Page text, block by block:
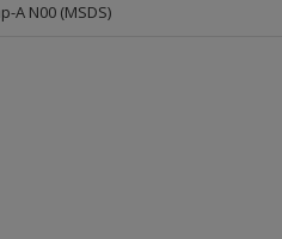
A N00 (MSDS)